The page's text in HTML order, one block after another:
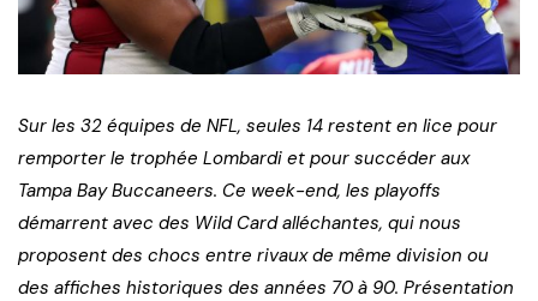
Sur les 32 équipes de NFL, seules 14 restent en lice pour
remporter le trophée Lombardi et pour succéder aux
Tampa Bay Buccaneers. Ce week-end, les playoffs
démarrent avec des Wild Card alléchantes, qui nous
proposent des chocs entre rivaux de même division ou
des affiches historiques des années 70 à 90. Présentation